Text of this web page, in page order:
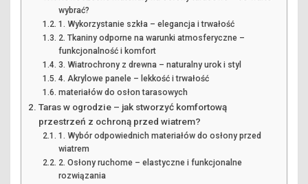
wybrać?
1. Wykorzystanie szkła – elegancja i trwałość
2. Tkaniny odporne na warunki atmosferyczne –
funkcjonalność i komfort
3. Wiatrochrony z drewna – naturalny urok i styl
4. Akrylowe panele – lekkość i trwałość
materiałów do osłon tarasowych
Taras w ogrodzie – jak stworzyć komfortową
przestrzeń z ochroną przed wiatrem?
1. Wybór odpowiednich materiałów do osłony przed
wiatrem
2. Osłony ruchome – elastyczne i funkcjonalne
rozwiązania